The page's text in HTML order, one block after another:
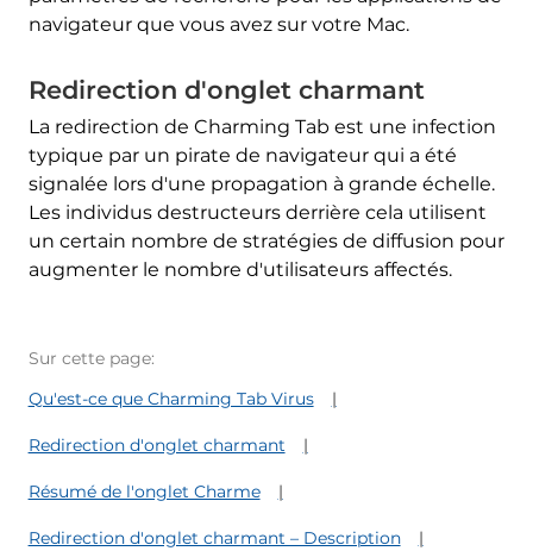
navigateur que vous avez sur votre Mac.
Redirection d'onglet charmant
La redirection de Charming Tab est une infection
typique par un pirate de navigateur qui a été
signalée lors d'une propagation à grande échelle.
Les individus destructeurs derrière cela utilisent
un certain nombre de stratégies de diffusion pour
augmenter le nombre d'utilisateurs affectés.
Sur cette page:
Qu'est-ce que Charming Tab Virus
Redirection d'onglet charmant
Résumé de l'onglet Charme
Redirection d'onglet charmant – Description